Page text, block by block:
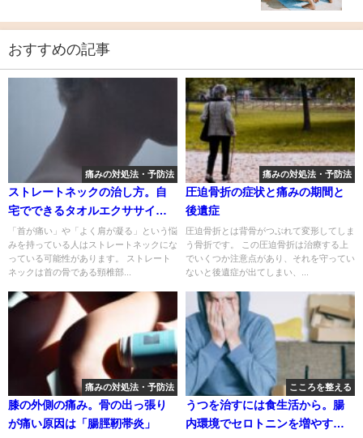
おすすめの記事
痛みの対処法・予防法
ストレートネックの治し方。自
宅でできるタオルエクササイ
ズ。
「首が痛い」や「よく肩が凝る」という悩
みを持っている人はストレートネックにな
っている可能性があります。 ストレート
ネックは首の骨である頸椎部...
痛みの対処法・予防法
圧迫骨折の症状と痛みの期間と
後遺症
圧迫骨折とは背骨がつぶれて変形してしま
う骨折です。 この圧迫骨折は治療する上
でいくつか注意点があり、それを守ってい
ないと後遺症が出てしまい、...
痛みの対処法・予防法
膝の外側の痛み。骨の出っ張り
が痛い原因は「腸脛靭帯炎」
こころを整える
うつを治すには食生活から。腸
内環境でセロトニンを増やす方